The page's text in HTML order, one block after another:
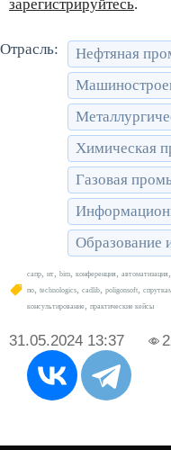
зарегистрируйтесь.
Отрасль: Нефтяная
Химическая
Газовая
Образование
сапр ит bim конференция автоматизация
по
technologics cadlib poligonsoft
консультирование
практические кейсы
31.05.2024 13:37